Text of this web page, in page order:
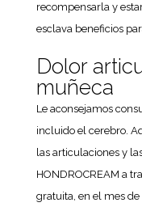
recompensarla y
esclava beneficios
Dolor
muñeca
Le aconsejamos
incluido el cerebro.
las articulaciones y
HONDROCREAM a
gratuita, en el mes